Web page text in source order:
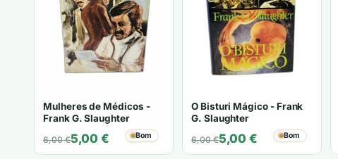
Mulheres de Médicos -
Frank G. Slaughter
6,00€
O
preço
5,00 €
O
preço
Bom
O Bisturi Mágico - Frank
G. Slaughter
6,00€
O
preço
5,00 €
O
preço
Bom